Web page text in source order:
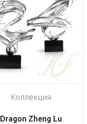
Коллекция
Dragon Zheng Lu